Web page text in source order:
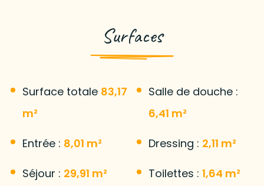
Surfaces
Surface totale 83,17
m²
Entrée : 8,01 m²
Séjour : 29,91 m²
Salle de douche :
6,41 m²
Dressing : 2,11 m²
Toilettes : 1,64 m²